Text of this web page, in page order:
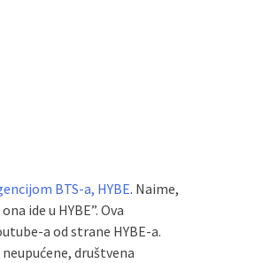
BTS-a, HYBE. Naime,
ide u HYBE”. Ova
a od strane HYBE-a.
društvena